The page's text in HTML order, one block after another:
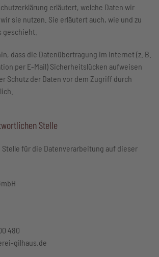
erläutert, welche Daten wir
sie nutzen. Sie erläutert auch, wie und zu
geschieht.
dass die Datenübertragung im Internet (z. B.
per E-Mail) Sicherheitslücken aufweisen
Schutz der Daten vor dem Zugriff durch
Stelle
für die Datenverarbeitung auf dieser
480
gilhaus.de